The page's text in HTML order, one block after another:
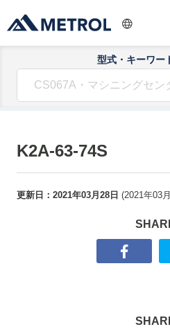
型式・キーワー
K2A-63-74S
更新日： 2021年03月28日 (2021年03